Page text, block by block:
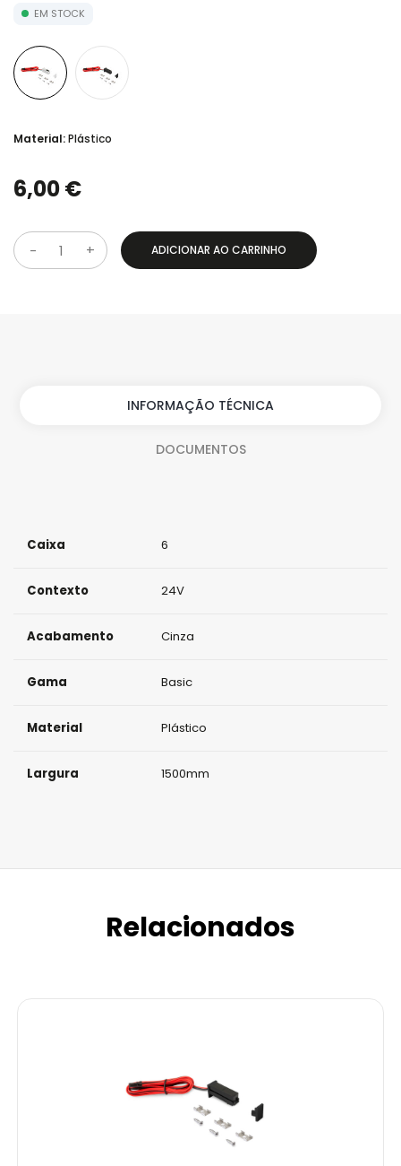
EM STOCK
Material:Plástico
6,00 €
Q
ADICIONAR AO CARRINHO
INFORMAÇÃO TÉCNICA
DOCUMENTOS
Caixa 6
Contexto 24V
Acabamento Cinza
Gama Basic
Material Plástico
Largura 1500mm
Relacionados